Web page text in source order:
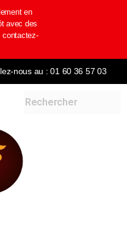
en
avec des
contactez-
nous au : 01 60 36 57 03